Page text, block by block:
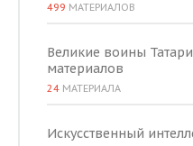
499 МАТЕРИАЛОВ
Великие воины
материалов
24 МАТЕРИАЛА
Искусственный